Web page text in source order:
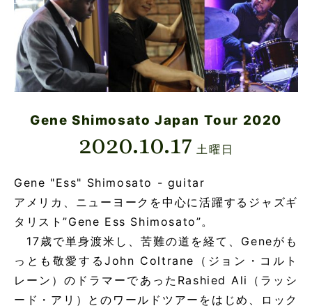
Gene Shimosato Japan Tour 2020
2020.10.17 土曜日
Gene "Ess" Shimosato - guitar
アメリカ、ニューヨークを中心に活躍するジャズギ
タリスト”Gene Ess Shimosato”。
17歳で単身渡米し、苦難の道を経て、Geneがも
っとも敬愛するJohn Coltrane（ジョン・コルト
レーン）のドラマーであったRashied Ali（ラッシ
ード・アリ）とのワールドツアーをはじめ、ロック